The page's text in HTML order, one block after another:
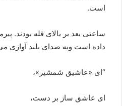
است.
ساعتی بعد بر بالای قله بودند.
داده است وبه صدای بلند آوازی
“ای «عاشیق شمشیر»،
‌ای عاشق ساز بر دست،